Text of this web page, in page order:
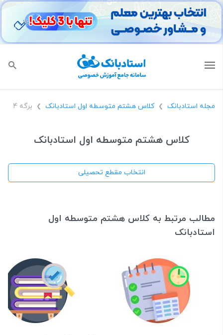
مجله استادبانک ❯ کلاس هشتم متوسطه اول استادبانک ❯ برگه 4
کلاس هشتم متوسطه اول استادبانک
انتخاب مقطع تحصیلی
مطالب مرتبط به کلاس هشتم متوسطه اول
استادبانک